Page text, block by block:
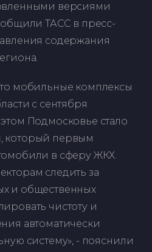
версиями
ТАСС в пресс-
содержания
мобильные комплексы
с сентября
Подмосковье стало
который первым
в сферу ЖКХ.
следить за
и общественных
чистоту и
автоматически
систему», - пояснили